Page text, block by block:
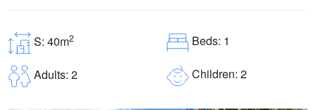
S: 40m2 Beds: 1
Adults: 2 Children: 2